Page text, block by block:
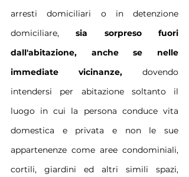
arresti domiciliari o in detenzione
domiciliare, sia sorpreso fuori
dall'abitazione, anche se nelle
immediate vicinanze, dovendo
intendersi per abitazione soltanto il
luogo in cui la persona conduce vita
domestica e privata e non le sue
appartenenze come aree condominiali,
cortili, giardini ed altri simili spazi,